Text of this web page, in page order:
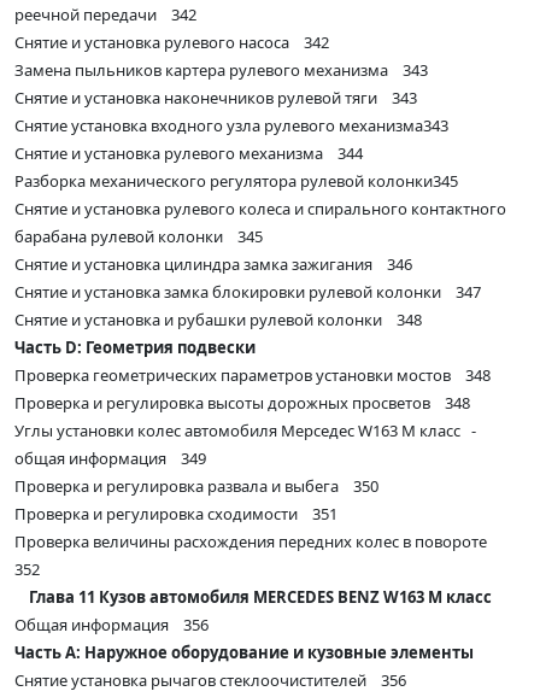
реечной передачи 342
Снятие и установка рулевого насоса 342
Замена пыльников картера рулевого механизма 343
Снятие и установка наконечников рулевой тяги 343
Снятие установка входного узла рулевого механизма343
Снятие и установка рулевого механизма 344
Разборка механического регулятора рулевой колонки345
Снятие и установка рулевого колеса и спирального контактного
барабана рулевой колонки 345
Снятие и установка цилиндра замка зажигания 346
Снятие и установка замка блокировки рулевой колонки 347
Снятие и установка и рубашки рулевой колонки 348
Часть D: Геометрия подвески
Проверка геометрических параметров установки мостов 348
Проверка и регулировка высоты дорожных просветов 348
Углы установки колес автомобиля Мерседес W163 M класс -
общая информация 349
Проверка и регулировка развала и выбега 350
Проверка и регулировка сходимости 351
Проверка величины расхождения передних колес в повороте
352
Глава 11 Кузов автомобиля MERCEDES BENZ W163 M класс
Общая информация 356
Часть А: Наружное оборудование и кузовные элементы
Снятие установка рычагов стеклоочистителей 356